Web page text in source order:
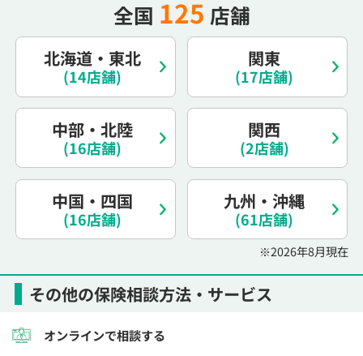
その他の保険相談方法・サービス
オンラインで相談する
全国 125 店舗
北海道・東北
(14店舗)
関東
(17店舗)
中部・北陸
(16店舗)
関西
(2店舗)
中国・四国
(16店舗)
九州・沖縄
(61店舗)
※2026年8月現在